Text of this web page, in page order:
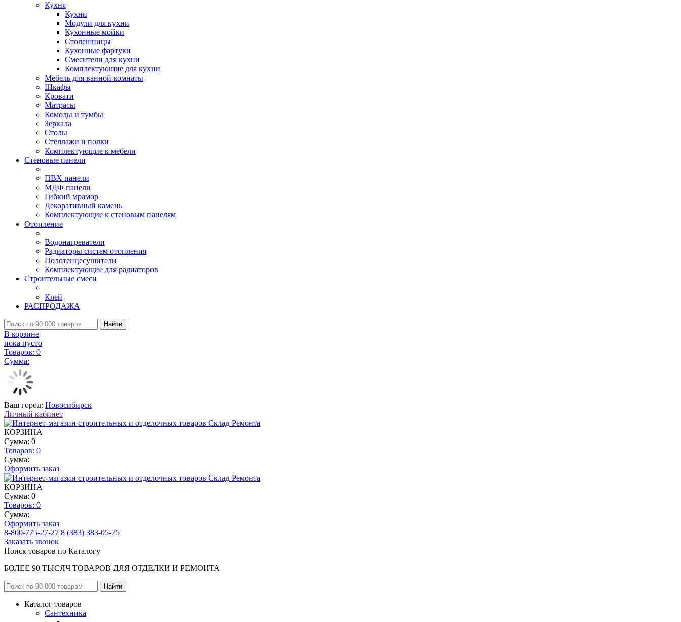
Кухня
Кухни
Модули для кухни
Кухонные мойки
Столешницы
Кухонные фартуки
Смесители для кухни
Комплектующие для кухни
Мебель для ванной комнаты
Шкафы
Кровати
Матрасы
Комоды и тумбы
Зеркала
Столы
Стеллажи и полки
Комплектующие к мебели
Стеновые панели
ПВХ панели
МДФ панели
Гибкий мрамор
Декоративный камень
Комплектующие к стеновым панелям
Отопление
Водонагреватели
Радиаторы систем отопления
Полотенцесушители
Комплектующие для радиаторов
Строительные смеси
Клей
РАСПРОДАЖА
Найти
В корзине
пока пусто
Товаров: 0
Сумма:
Ваш город: Новосибирск
Личный кабинет
КОРЗИНА
Сумма: 0
Товаров: 0
Сумма:
Оформить заказ
КОРЗИНА
Сумма: 0
Товаров: 0
Сумма:
Оформить заказ
8-800-775-27-27 8 (383) 383-05-75
Заказать звонок
Поиск товаров по Каталогу
БОЛЕЕ 90 ТЫСЯЧ ТОВАРОВ ДЛЯ ОТДЕЛКИ И РЕМОНТА
Каталог товаров
Сантехника